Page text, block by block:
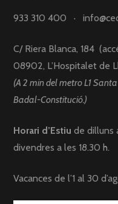
933 310 400 ·
C/ Riera Blanca, 184
08902, L’Hospitalet de
(A 2 min del metro L1
Badal-Constitució.)
Horari d’Estiu de dilluns
divendres a les 18.30 h.
Vacances de l’1 al 30